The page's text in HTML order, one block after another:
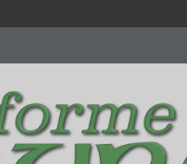
for sale in usa
table ceremony. welcome to
youngsexdoll.comwith
1: 1 design high
https://